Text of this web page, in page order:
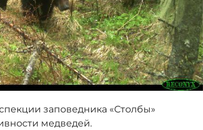
заповедника «Столбы»
медведей.